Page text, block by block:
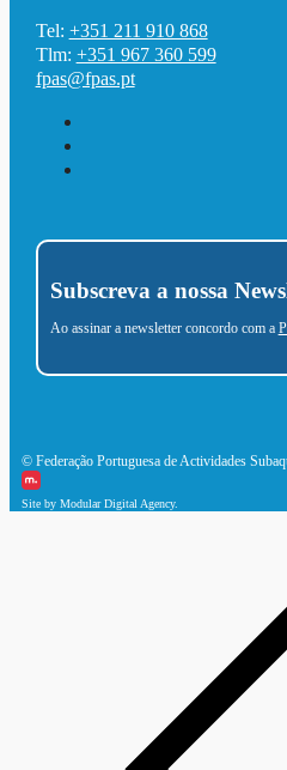
Tel: +351 211 910 868
Tlm: +351 967 360 599
fpas@fpas.pt
Subscreva a nossa
Ao assinar a newsletter concordo com a
© Federação Portuguesa de Actividades
Site by Modular Digital Agency.